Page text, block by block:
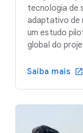
tecnologia de
adaptativo de
um estudo
global do
Saiba mais